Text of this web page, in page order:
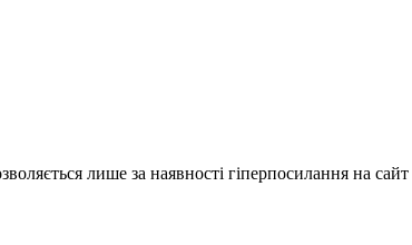
лише за наявності гіперпосилання на сайт